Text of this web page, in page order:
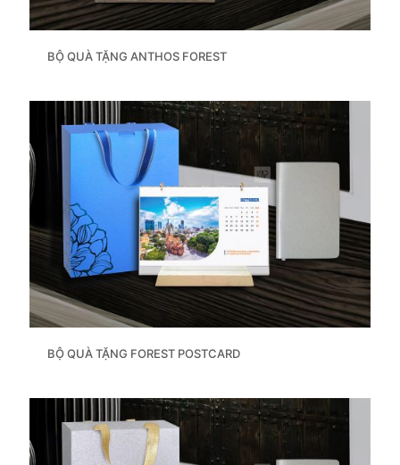
BỘ QUÀ TẶNG ANTHOS FOREST
BỘ QUÀ TẶNG FOREST POSTCARD